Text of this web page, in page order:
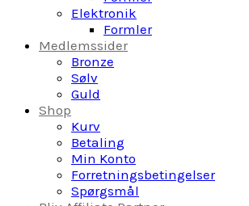
Elektronik
Formler
Medlemssider
Bronze
Sølv
Guld
Shop
Kurv
Betaling
Min Konto
Forretningsbetingelser
Spørgsmål